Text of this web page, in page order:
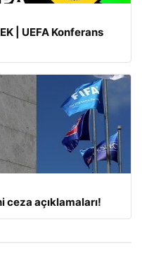
| UEFA Konferans
ceza açıklamaları!